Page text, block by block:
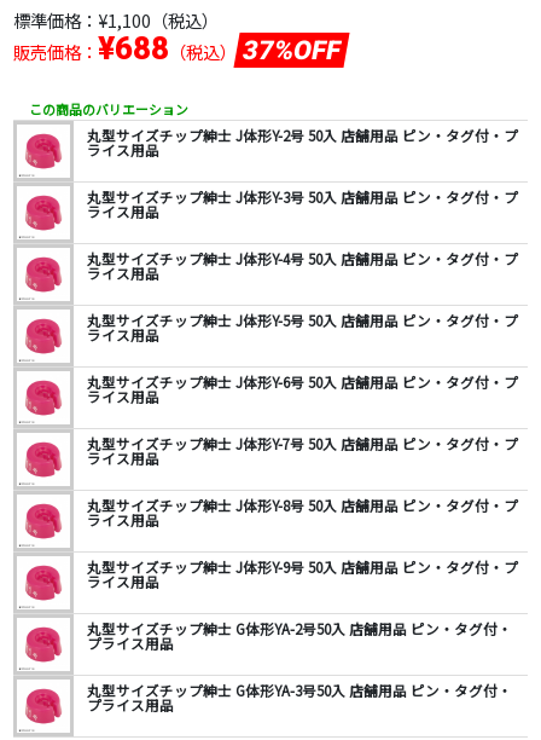
標準価格： ¥1,100 （税込）
販売価格： ¥688 （税込） 37%OFF
この商品のバリエーション
丸型サイズチップ紳士 J体形Y-2号 50入 店舗用品 ピン・タグ付・プ
ライス用品
丸型サイズチップ紳士 J体形Y-3号 50入 店舗用品 ピン・タグ付・プ
ライス用品
丸型サイズチップ紳士 J体形Y-4号 50入 店舗用品 ピン・タグ付・プ
ライス用品
丸型サイズチップ紳士 J体形Y-5号 50入 店舗用品 ピン・タグ付・プ
ライス用品
丸型サイズチップ紳士 J体形Y-6号 50入 店舗用品 ピン・タグ付・プ
ライス用品
丸型サイズチップ紳士 J体形Y-7号 50入 店舗用品 ピン・タグ付・プ
ライス用品
丸型サイズチップ紳士 J体形Y-8号 50入 店舗用品 ピン・タグ付・プ
ライス用品
丸型サイズチップ紳士 J体形Y-9号 50入 店舗用品 ピン・タグ付・プ
ライス用品
丸型サイズチップ紳士 G体形YA-2号50入 店舗用品 ピン・タグ付・
プライス用品
丸型サイズチップ紳士 G体形YA-3号50入 店舗用品 ピン・タグ付・
プライス用品